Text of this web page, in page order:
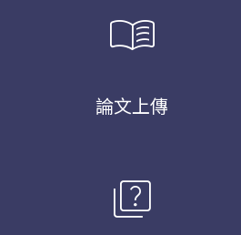
menu_book
論文上傳
quiz